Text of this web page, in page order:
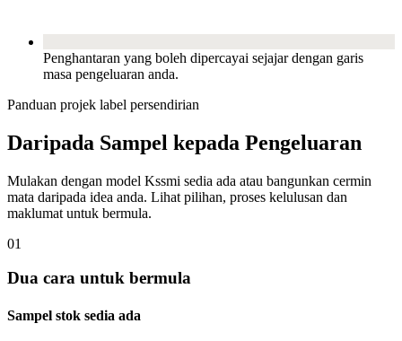
Penghantaran yang boleh dipercayai sejajar dengan garis
masa pengeluaran anda.
Panduan projek label persendirian
Daripada Sampel kepada Pengeluaran
Mulakan dengan model Kssmi sedia ada atau bangunkan cermin
mata daripada idea anda. Lihat pilihan, proses kelulusan dan
maklumat untuk bermula.
01
Dua cara untuk bermula
Sampel stok sedia ada